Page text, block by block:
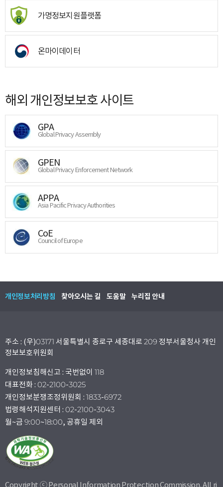
가명정보지원플랫폼
온마이데이터
해외 개인정보보호 사이트
GPA
Global Privacy Assembly
GPEN
Global Privacy Enforcement Network
APPA
Asia Pacific Privacy Authorities
CoE
Council of Europe
개인정보처리방침 찾아오시는 길 도움말 누리집 안내
주소 : (우)03171 서울특별시 종로구 세종대로 209 정부서울청사 개인
정보보호위원회
개인정보침해신고 : 국번없이 118
대표전화 : 02-2100-3025
개인정보분쟁조정위원회 : 1833-6972
법령해석지원센터 : 02-2100-3043
월~금 9:00~18:00, 공휴일 제외
Copyright ⓒ Personal Information Protection Commission. All ri